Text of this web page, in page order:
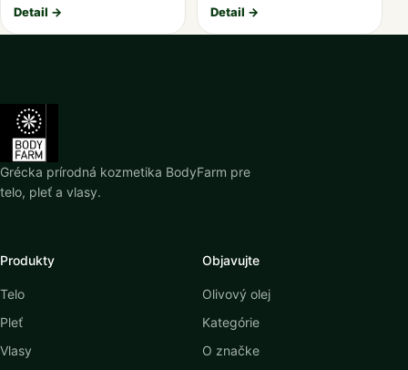
Detail → Detail →
Grécka prírodná kozmetika BodyFarm pre
telo, pleť a vlasy.
Produkty
Telo
Pleť
Vlasy
Objavujte
Olivový olej
Kategórie
O značke